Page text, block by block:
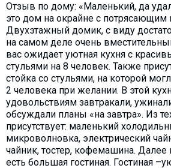
Отзыв по дому: «Маленький, да
это дом на окрайне с потрясающим
Двухэтажный домик, с виду
на самом деле очень
вас ожидает уютная кухня с
стульями на 8 человек. Также
стойка со стульями, на которой
2 человека при желании. В этой
удовольствиям завтракали,
обсуждали планы «на завтра». Из
присутствует: маленький
микроволновка, электрический
чайник, тостер, кофемашина.
есть большая гостиная. Гостиная